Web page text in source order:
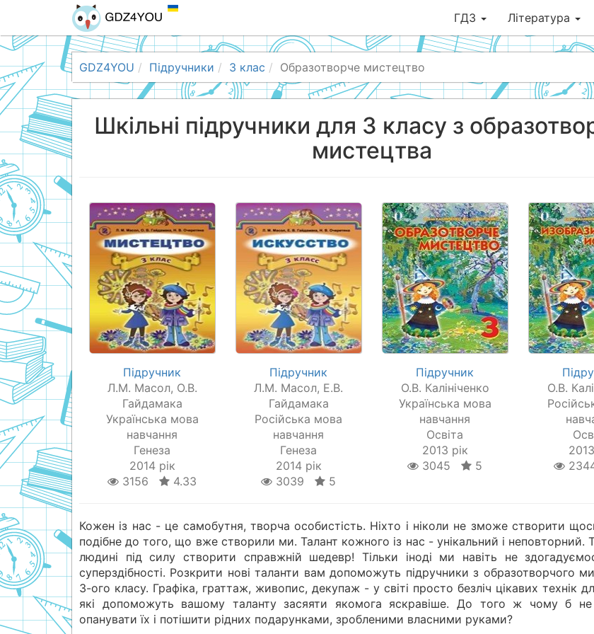
ГДЗ Література
GDZ4YOU Підручники 3 клас Образотворче мистецтво
Шкільні підручники для 3 класу з
мистецтва
Підручник
Л.М. Масол, О.В.
Гайдамака
Українська мова
навчання
Генеза
2014 рік
3156
4.33
Підручник
Л.М. Масол, Е.В.
Гайдамака
Російська мова
навчання
Генеза
2014 рік
3039
5
Підручник
О.В. Калініченко
Українська мова
навчання
Освіта
2013 рік
3045
5
О.В.
Кожен із нас - це самобутня, творча особистість. Ніхто і ніколи не зможе створити
подібне до того, що вже створили ми. Талант кожного із нас - унікальний і неповторний.
людині під силу створити справжній шедевр! Тільки іноді ми навіть не
суперздібності. Розкрити нові таланти вам допоможуть підручники з образотворчого
3-ого класу. Графіка, граттаж, живопис, декупаж - у світі просто безліч цікавих технік
які допоможуть вашому таланту засяяти якомога яскравіше. До того ж чому б не
опанувати їх і потішити рідних подарунками, зробленими власними руками?